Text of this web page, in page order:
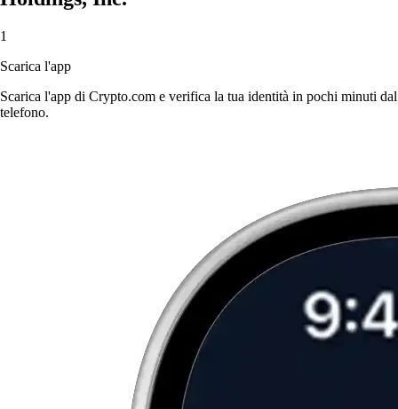
1
Scarica l'app
Scarica l'app di Crypto.com e verifica la tua identità in pochi minuti dal
telefono.